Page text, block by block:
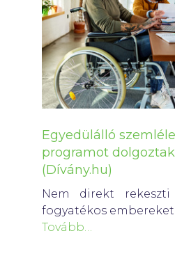
Egyedülálló
programot
(Dívány.hu)
Nem direkt
fogyatékos
Tovább…